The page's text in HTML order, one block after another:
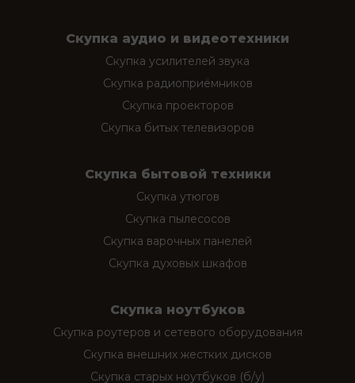
Скупка аудио и видеотехники
Скупка усилителей звука
Скупка радиоприёмников
Скупка проекторов
Скупка битых телевизоров
Скупка бытовой техники
Скупка утюгов
Скупка пылесосов
Скупка варочных панелей
Скупка духовых шкафов
Скупка ноутбуков
Скупка роутеров и сетевого оборудования
Скупка внешних жестких дисков
Скупка старых ноутбуков (б/у)